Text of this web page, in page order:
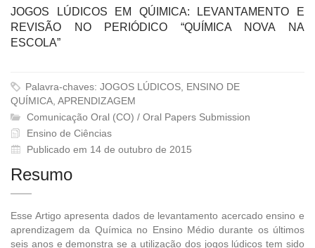
JOGOS LÚDICOS EM QÚIMICA: LEVANTAMENTO E
REVISÃO NO PERIÓDICO “QUÍMICA NOVA NA
ESCOLA”
Palavra-chaves: JOGOS LÚDICOS, ENSINO DE
QUÍMICA, APRENDIZAGEM
Comunicação Oral (CO) / Oral Papers Submission
Ensino de Ciências
Publicado em 14 de outubro de 2015
Resumo
Esse Artigo apresenta dados de levantamento acercado ensino e
aprendizagem da Química no Ensino Médio durante os últimos
seis anos e demonstra se a utilização dos jogos lúdicos tem sido